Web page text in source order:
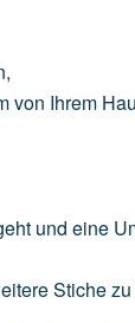
von Ihrem
und eine
Stichezu